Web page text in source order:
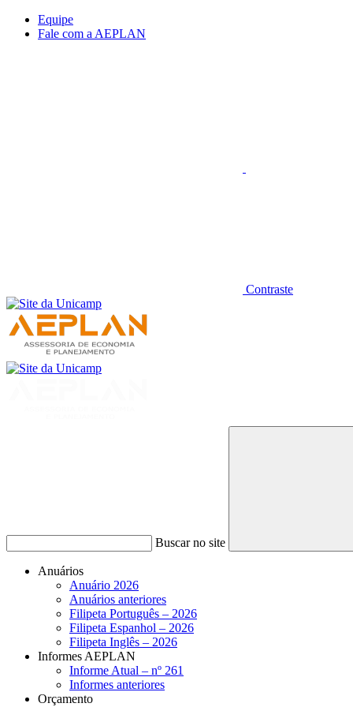
Conteúdo principal
Equipe
Fale com a AEPLAN
Contraste
Buscar no site
Anuários
Anuário 2026
Anuários anteriores
Filipeta Português – 2026
Filipeta Espanhol – 2026
Filipeta Inglês – 2026
Informes AEPLAN
Informe Atual – nº 261
Informes anteriores
Orçamento